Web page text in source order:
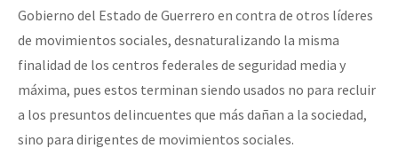
Gobierno del Estado de Guerrero en contra de otros líderes
de movimientos sociales, desnaturalizando la misma
finalidad de los centros federales de seguridad media y
máxima, pues estos terminan siendo usados no para recluir
a los presuntos delincuentes que más dañan a la sociedad,
sino para dirigentes de movimientos sociales.